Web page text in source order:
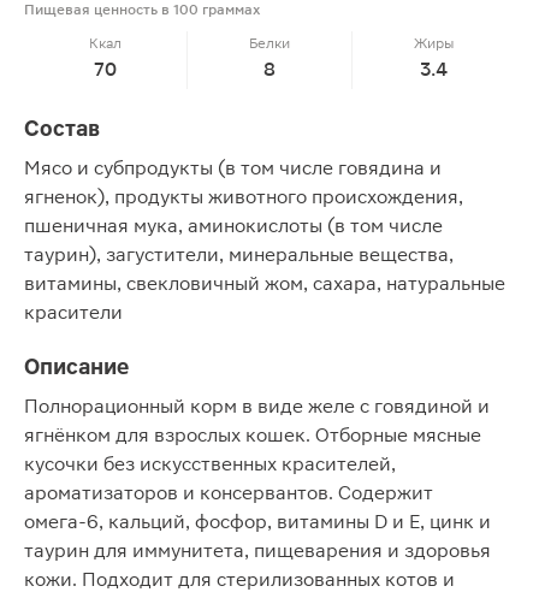
Пищевая ценность в 100 граммах
Ккал
70
Белки
8
Жиры
3.4
Состав
Мясо и субпродукты (в том числе говядина и
ягненок), продукты животного происхождения,
пшеничная мука, аминокислоты (в том числе
таурин), загустители, минеральные вещества,
витамины, свекловичный жом, сахара, натуральные
красители
Описание
Полнорационный корм в виде желе с говядиной и
ягнёнком для взрослых кошек. Отборные мясные
кусочки без искусственных красителей,
ароматизаторов и консервантов. Содержит
омега-6, кальций, фосфор, витамины D и E, цинк и
таурин для иммунитета, пищеварения и здоровья
кожи. Подходит для стерилизованных котов и